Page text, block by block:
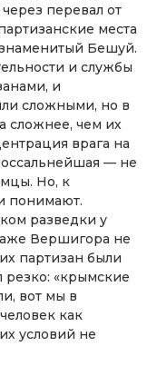
перевал от
места
знаменитый Бешуй.
и службы
и
сложными, но в
сложнее, чем их
врага на
— не
Но, к
понимают.
разведки у
Вершигора не
партизан были
резко: «крымские
вот мы в
как
условий не